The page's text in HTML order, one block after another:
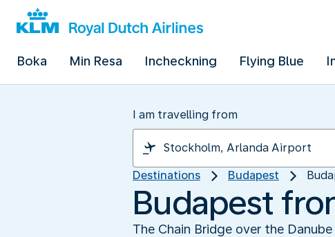
Boka Min Resa Incheckning Flying Blue
I am travelling from
Destinations Budapest
Budapest
The Chain Bridge over the